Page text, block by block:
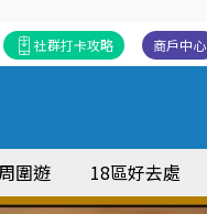
商戶中心
社群打卡攻略
圍遊 18區好去處